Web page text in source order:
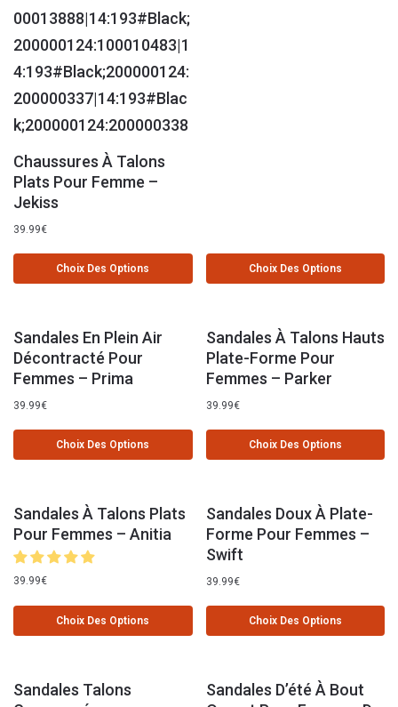
Chaussures À Talons
Plats Pour Femme –
Jekiss
39.99€
Choix Des Options Choix Des Options
Sandales En Plein Air
Décontracté Pour
Femmes – Prima
39.99€
Choix Des Options
Sandales À Talons Hauts
Plate-Forme Pour
Femmes – Parker
39.99€
Choix Des Options
Sandales À Talons Plats
Pour Femmes – Anitia
39.99€
Choix Des Options
Sandales Doux À Plate-
Forme Pour Femmes –
Swift
39.99€
Choix Des Options
Sandales Talons
Sandales D’été À Bout